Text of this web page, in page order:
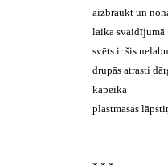
aizbraukt un
laika svaidījumā
svēts ir šis
drupās atrasti
kapeika
plastmasas